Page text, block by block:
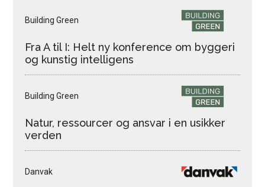
Building Green
Fra A til I: Helt ny konference om byggeri
og kunstig intelligens
Building Green
Natur, ressourcer og ansvar i en usikker
verden
Danvak